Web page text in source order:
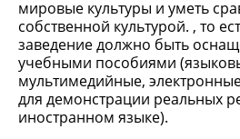
мировые культуры и уметь
собственной культурой. , то
заведение должно быть
учебными пособиями
мультимедийные,
для демонстрации реальных
иностранном языке).